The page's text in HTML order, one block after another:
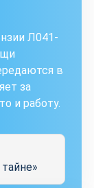
Л041-
в
за
и работу.